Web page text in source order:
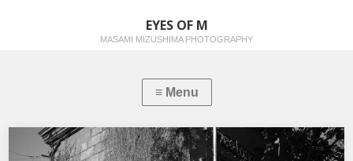
EYES OF M
MASAMI MIZUSHIMA PHOTOGRAPHY